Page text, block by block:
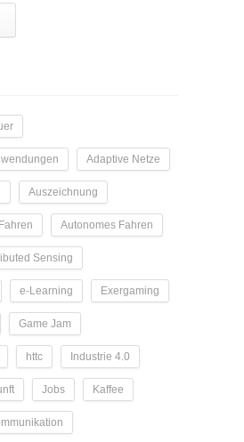
Adaptive Netze
Auszeichnung
Autonomes Fahren
Sensing
e-Learning Exergaming
Game Jam
httc Industrie 4.0
Jobs Kaffee